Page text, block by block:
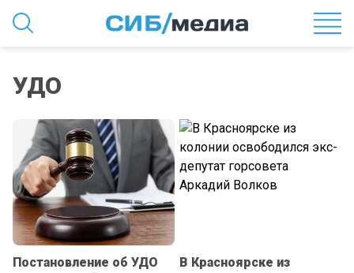
УДО
Постановление об УДО
В Красноярске из